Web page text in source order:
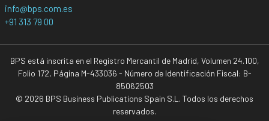
info@bps.com.es
+91 313 79 00
BPS está inscrita en el Registro Mercantil de Madrid, Volumen 24.100,
Folio 172, Página M-433036 - Número de Identificación Fiscal: B-
85062503
© 2026 BPS Business Publications Spain S.L. Todos los derechos
reservados.